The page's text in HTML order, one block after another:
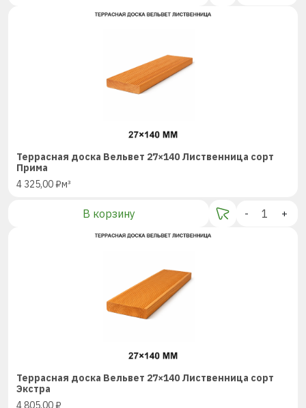
Террасная доска Вельвет 27×140 Лиственница сорт
Прима
4 325,00₽м³
В корзину - +
Террасная доска Вельвет 27×140 Лиственница сорт
Экстра
4 805,00₽